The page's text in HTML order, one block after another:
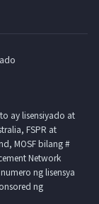
ay lisensiyado at
FSPR at
MOSF bilang #
Network
ng lisensya
ng